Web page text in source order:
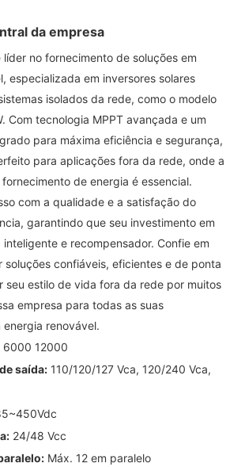
da empresa
líder no fornecimento de soluções em
especializada em inversores solares
isolados da rede, como o modelo
Com tecnologia MPPT avançada e um
para máxima eficiência e segurança,
para aplicações fora da rede, onde a
de energia é essencial.
com a qualidade e a satisfação do
garantindo que seu investimento em
inteligente e recompensador. Confie em
soluções confiáveis, eficientes e de ponta
seu estilo de vida fora da rede por muitos
empresa para todas as suas
renovável.
6000 12000
saída: 110/120/127 Vca, 120/240 Vca,
24/48 Vcc
Máx. 12 em paralelo